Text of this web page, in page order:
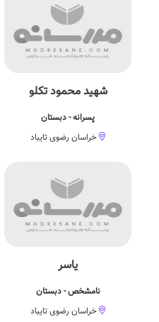
شهید محمود تکلو
پسرانه - دبستان
خراسان رضوی تایباد
یاسر
نامشخص - دبستان
خراسان رضوی تایباد